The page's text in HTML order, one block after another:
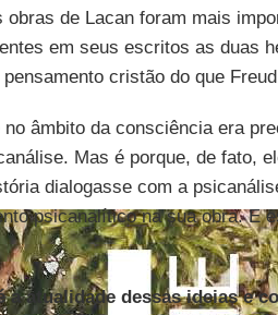
obras de Lacan foram mais
em seus escritos as duas
cristão do que
âmbito da consciência era
Mas é porque, de fato,
dialogasse com a
psicanalítico na sua obra. E
a atualidade dessas ideias e